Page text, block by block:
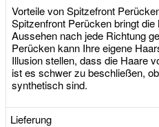
Vorteile von Spitzefront
Spitzenfront Perücken bringt
Aussehen nach jede Richtung
Perücken kann Ihre eigene
Illusion stellen, dass die Haare
ist es schwer zu beschließen,
synthetisch sind.
Lieferung